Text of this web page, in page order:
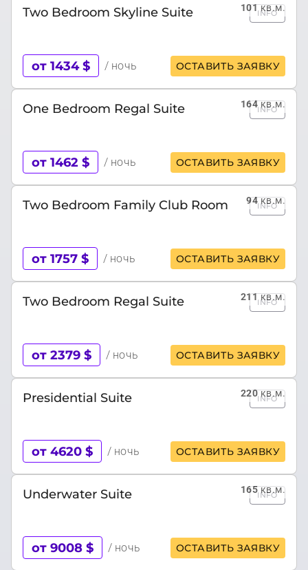
101кв.м.
Two Bedroom Skyline Suite INFO
от 1434 $ / ночь ОСТАВИТЬ ЗАЯВКУ
164кв.м.
One Bedroom Regal Suite INFO
от 1462 $ / ночь ОСТАВИТЬ ЗАЯВКУ
94кв.м.
Two Bedroom Family Club Room INFO
от 1757 $ / ночь ОСТАВИТЬ ЗАЯВКУ
211кв.м.
Two Bedroom Regal Suite INFO
от 2379 $ / ночь ОСТАВИТЬ ЗАЯВКУ
220кв.м.
Presidential Suite INFO
от 4620 $ / ночь ОСТАВИТЬ ЗАЯВКУ
165кв.м.
Underwater Suite INFO
от 9008 $ / ночь ОСТАВИТЬ ЗАЯВКУ